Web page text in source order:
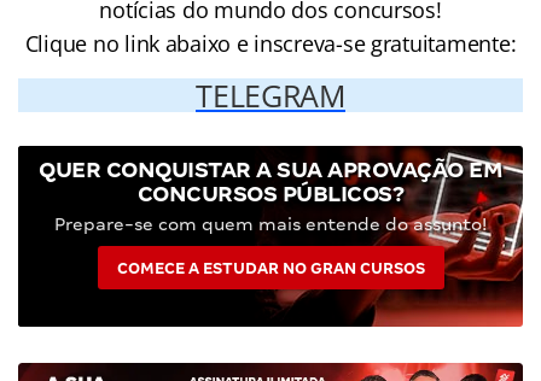
notícias do mundo dos concursos!
Clique no link abaixo e inscreva-se gratuitamente:
TELEGRAM
QUER CONQUISTAR A SUA APROVAÇÃO EM
CONCURSOS PÚBLICOS?
Prepare-se com quem mais entende do assunto!
COMECE A ESTUDAR NO GRAN CURSOS